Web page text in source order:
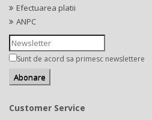
Efectuarea platii
ANPC
Sunt de acord sa primesc newslettere
Customer Service